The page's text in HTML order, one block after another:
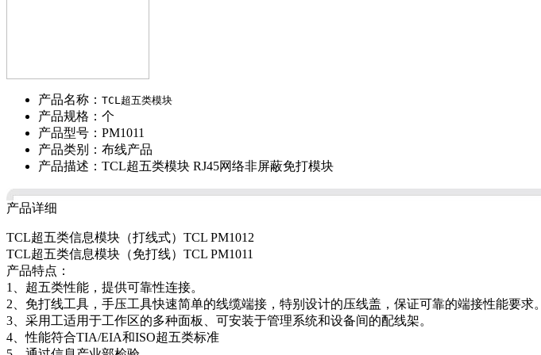
产品名称： TCL超五类模块
产品规格：个
产品型号：PM1011
产品类别：布线产品
产品描述：TCL超五类模块 RJ45网络非屏蔽免打模块
产品详细
TCL超五类信息模块（打线式）TCL PM1012
TCL超五类信息模块（免打线）TCL PM1011
产品特点：
1、超五类性能，提供可靠性连接。
2、免打线工具，手压工具快速简单的线缆端接，特别设计的压线盖，保证可靠的端接性能要求。
3、采用工适用于工作区的多种面板、可安装于管理系统和设备间的配线架。
4、性能符合TIA/EIA和ISO超五类标准